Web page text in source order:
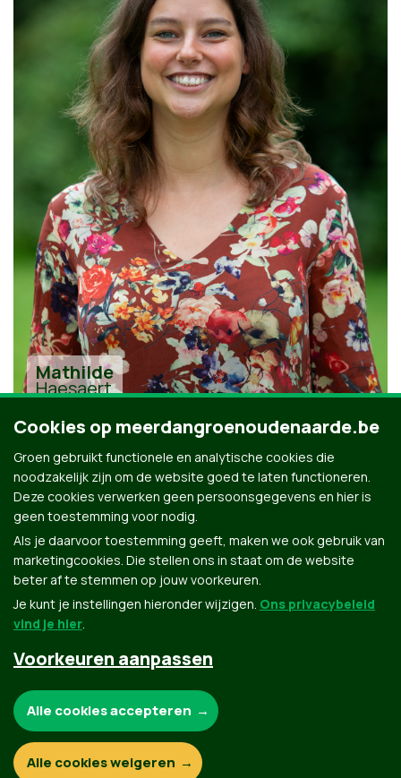
Mathilde
Haesaert
Alle kandidaten uit Oudenaarde
Groen.be
Contact Privacybeleid
Cookies op meerdangroenoudenaarde.be
Groen gebruikt functionele en analytische cookies die
noodzakelijk zijn om de website goed te laten functioneren.
Deze cookies verwerken geen persoonsgegevens en hier is
geen toestemming voor nodig.
Als je daarvoor toestemming geeft, maken we ook gebruik van
marketingcookies. Die stellen ons in staat om de website
beter af te stemmen op jouw voorkeuren.
Je kunt je instellingen hieronder wijzigen. Ons privacybeleid
vind je hier.
Voorkeuren aanpassen
Functionele en analytische cookies:
Alle cookies accepteren
Alle cookies weigeren